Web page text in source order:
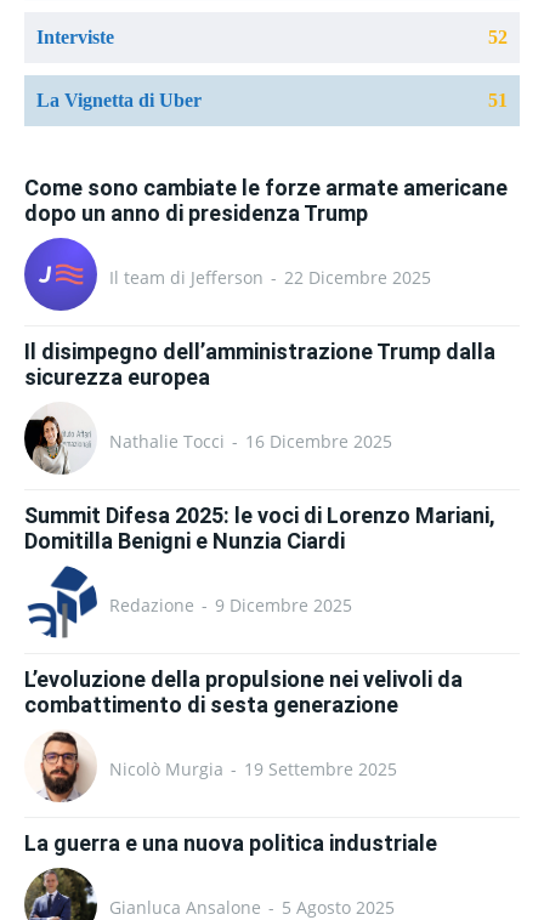
Interviste 52
La Vignetta di Uber 51
Come sono cambiate le forze armate americane
dopo un anno di presidenza Trump
Il team di Jefferson - 22 Dicembre 2025
Il disimpegno dell’amministrazione Trump dalla
sicurezza europea
Nathalie Tocci - 16 Dicembre 2025
Summit Difesa 2025: le voci di Lorenzo Mariani,
Domitilla Benigni e Nunzia Ciardi
Redazione - 9 Dicembre 2025
L’evoluzione della propulsione nei velivoli da
combattimento di sesta generazione
Nicolò Murgia - 19 Settembre 2025
La guerra e una nuova politica industriale
Gianluca Ansalone - 5 Agosto 2025